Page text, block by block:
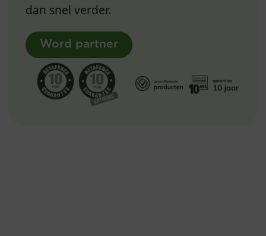
dan snel verder.
Word partner